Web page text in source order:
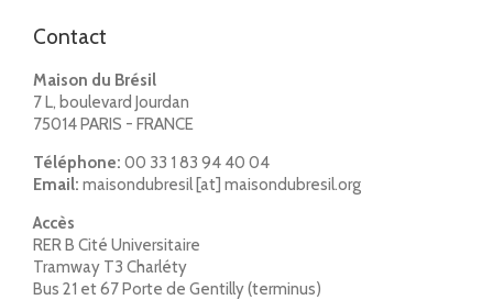
Contact
Maison du Brésil
7 L, boulevard Jourdan
75014 PARIS - FRANCE
Téléphone: 00 33 1 83 94 40 04
Email: maisondubresil [at] maisondubresil.org
Accès
RER B Cité Universitaire
Tramway T3 Charléty
Bus 21 et 67 Porte de Gentilly (terminus)